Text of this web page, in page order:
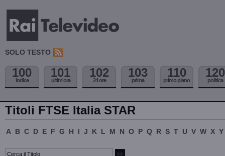
SOLO TESTO
100
indice
101
ultim'ora
102
24 ore
103
prima
110
primo piano
120
politica
Titoli FTSE Italia STAR
A B C D E F G H I J K L M N O P Q R S T U V W X Y